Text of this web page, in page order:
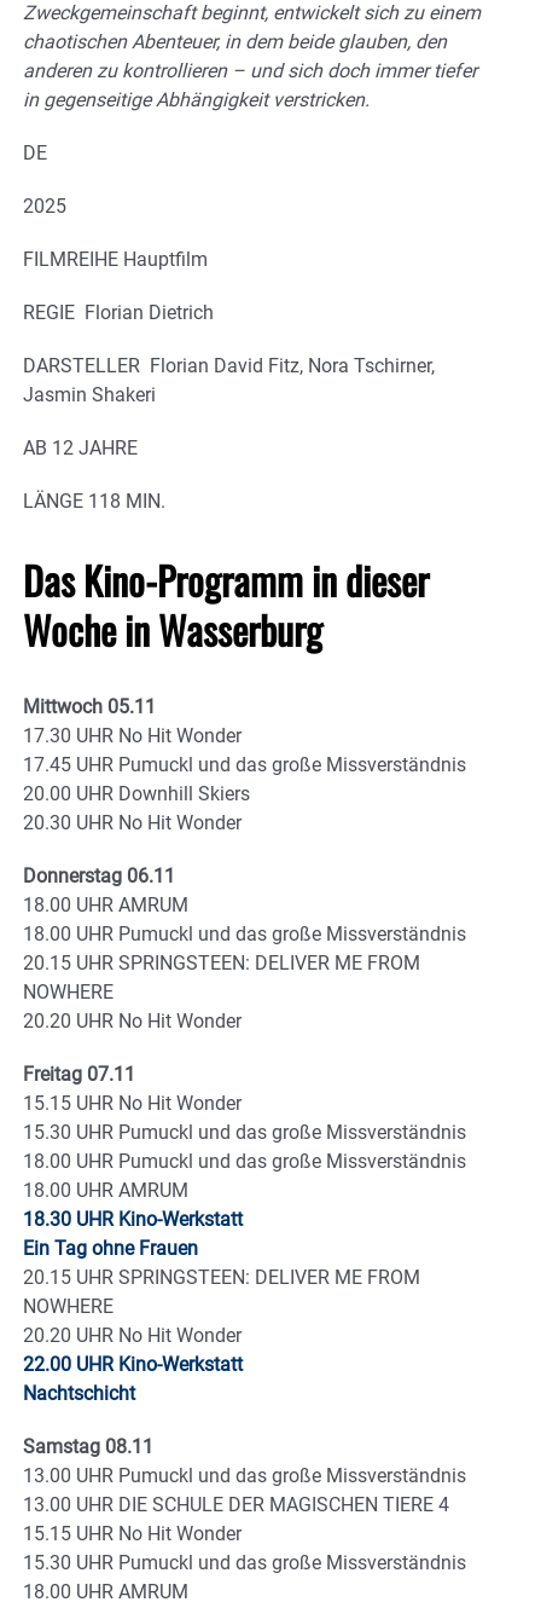
Zweckgemeinschaft beginnt, entwickelt sich zu einem
chaotischen Abenteuer, in dem beide glauben, den
anderen zu kontrollieren – und sich doch immer tiefer
in gegenseitige Abhängigkeit verstricken.
DE
2025
FILMREIHE Hauptfilm
REGIE Florian Dietrich
DARSTELLER Florian David Fitz, Nora Tschirner,
Jasmin Shakeri
AB 12 JAHRE
LÄNGE 118 MIN.
Das Kino-Programm in dieser
Woche in Wasserburg
Mittwoch 05.11
17.30 UHR No Hit Wonder
17.45 UHR Pumuckl und das große Missverständnis
20.00 UHR Downhill Skiers
20.30 UHR No Hit Wonder
Donnerstag 06.11
18.00 UHR AMRUM
18.00 UHR Pumuckl und das große Missverständnis
20.15 UHR SPRINGSTEEN: DELIVER ME FROM
NOWHERE
20.20 UHR No Hit Wonder
Freitag 07.11
15.15 UHR No Hit Wonder
15.30 UHR Pumuckl und das große Missverständnis
18.00 UHR Pumuckl und das große Missverständnis
18.00 UHR AMRUM
18.30 UHR Kino-Werkstatt
Ein Tag ohne Frauen
20.15 UHR SPRINGSTEEN: DELIVER ME FROM
NOWHERE
20.20 UHR No Hit Wonder
22.00 UHR Kino-Werkstatt
Nachtschicht
Samstag 08.11
13.00 UHR Pumuckl und das große Missverständnis
13.00 UHR DIE SCHULE DER MAGISCHEN TIERE 4
15.15 UHR No Hit Wonder
15.30 UHR Pumuckl und das große Missverständnis
18.00 UHR AMRUM